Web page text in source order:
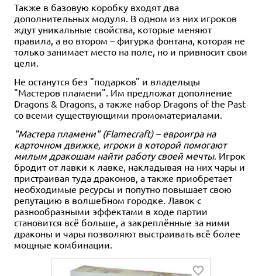
Также в базовую коробку входят два
дополнительных модуля. В одном из них игроков
ждут уникальные свойства, которые меняют
правила, а во втором – фигурка фонтана, которая не
только занимает место на поле, но и привносит свои
цели.
Не останутся без "подарков" и владельцы
"Мастеров пламени". Им предложат дополнение
Dragons & Dragons, а также набор Dragons of the Past
со всеми существующими промоматериалами.
"Мастера пламени" (Flamecraft) – евроигра на
карточном движке, игроки в которой помогают
милым дракошам найти работу своей мечты. Игрок
бродит от лавки к лавке, накладывая на них чары и
пристраивая туда драконов, а также приобретает
необходимые ресурсы и попутно повышает свою
репутацию в волшебном городке. Лавок с
разнообразными эффектами в ходе партии
становится всё больше, а закреплённые за ними
драконы и чары позволяют выстраивать всё более
мощные комбинации.